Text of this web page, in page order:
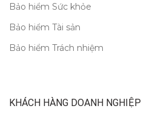
Bảo hiểm Sức khỏe
Bảo hiểm Tài sản
Bảo hiểm Trách nhiệm
KHÁCH HÀNG DOANH NGHIỆP